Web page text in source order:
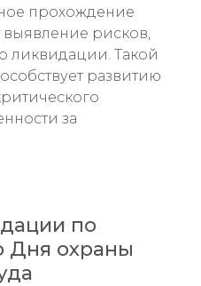
прохождение
выявление рисков,
ликвидации. Такой
развитию
за
по
Дня охраны